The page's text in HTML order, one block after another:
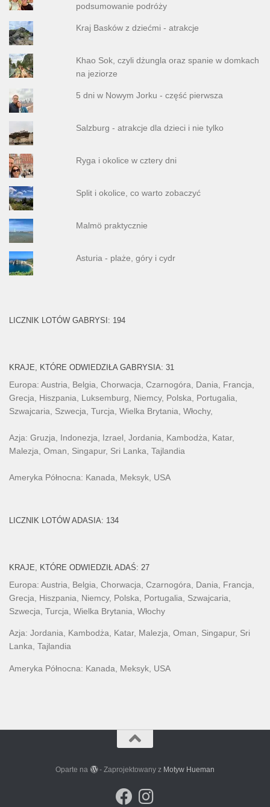
podsumowanie podróży
Kraj Basków z dziećmi - atrakcje
Khao Sok, czyli dżungla oraz spanie w domkach
na jeziorze
5 dni w Nowym Jorku - część pierwsza
Salzburg - atrakcje dla dzieci i nie tylko
Ryga i okolice w cztery dni
Split i okolice, co warto zobaczyć
Malmö praktycznie
Asturia - plaże, góry i cydr
LICZNIK LOTÓW GABRYSI: 194
KRAJE, KTÓRE ODWIEDZIŁA GABRYSIA: 31
Europa: Austria, Belgia, Chorwacja, Czarnogóra, Dania, Francja,
Grecja, Hiszpania, Luksemburg, Niemcy, Polska, Portugalia,
Szwajcaria, Szwecja, Turcja, Wielka Brytania, Włochy,
Azja: Gruzja, Indonezja, Izrael, Jordania, Kambodża, Katar,
Malezja, Oman, Singapur, Sri Lanka, Tajlandia
Ameryka Północna: Kanada, Meksyk, USA
LICZNIK LOTÓW ADASIA: 134
KRAJE, KTÓRE ODWIEDZIŁ ADAŚ: 27
Europa: Austria, Belgia, Chorwacja, Czarnogóra, Dania, Francja,
Grecja, Hiszpania, Niemcy, Polska, Portugalia, Szwajcaria,
Szwecja, Turcja, Wielka Brytania, Włochy
Azja: Jordania, Kambodża, Katar, Malezja, Oman, Singapur, Sri
Lanka, Tajlandia
Ameryka Północna: Kanada, Meksyk, USA
Oparte na - Zaprojektowany z Motyw Hueman